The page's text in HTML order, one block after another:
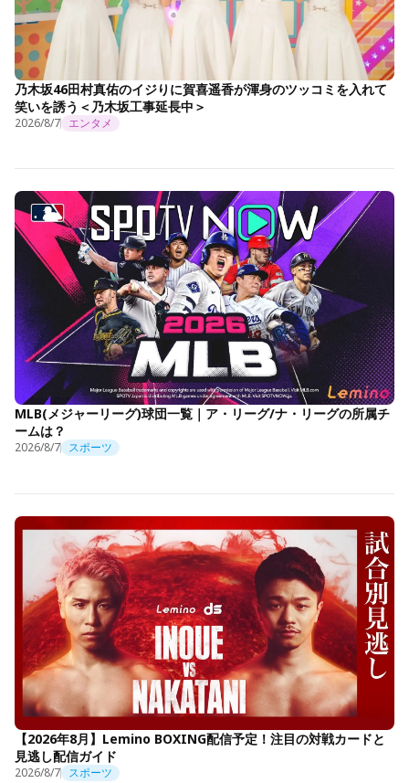
乃木坂46田村真佑のイジりに賀喜遥香が渾身のツッコミを入れて
笑いを誘う＜乃木坂工事延長中＞
2026/8/7 エンタメ
MLB(メジャーリーグ)球団一覧｜ア・リーグ/ナ・リーグの所属チ
ームは？
2026/8/7 スポーツ
【2026年8月】Lemino BOXING配信予定！注目の対戦カードと
見逃し配信ガイド
2026/8/7 スポーツ